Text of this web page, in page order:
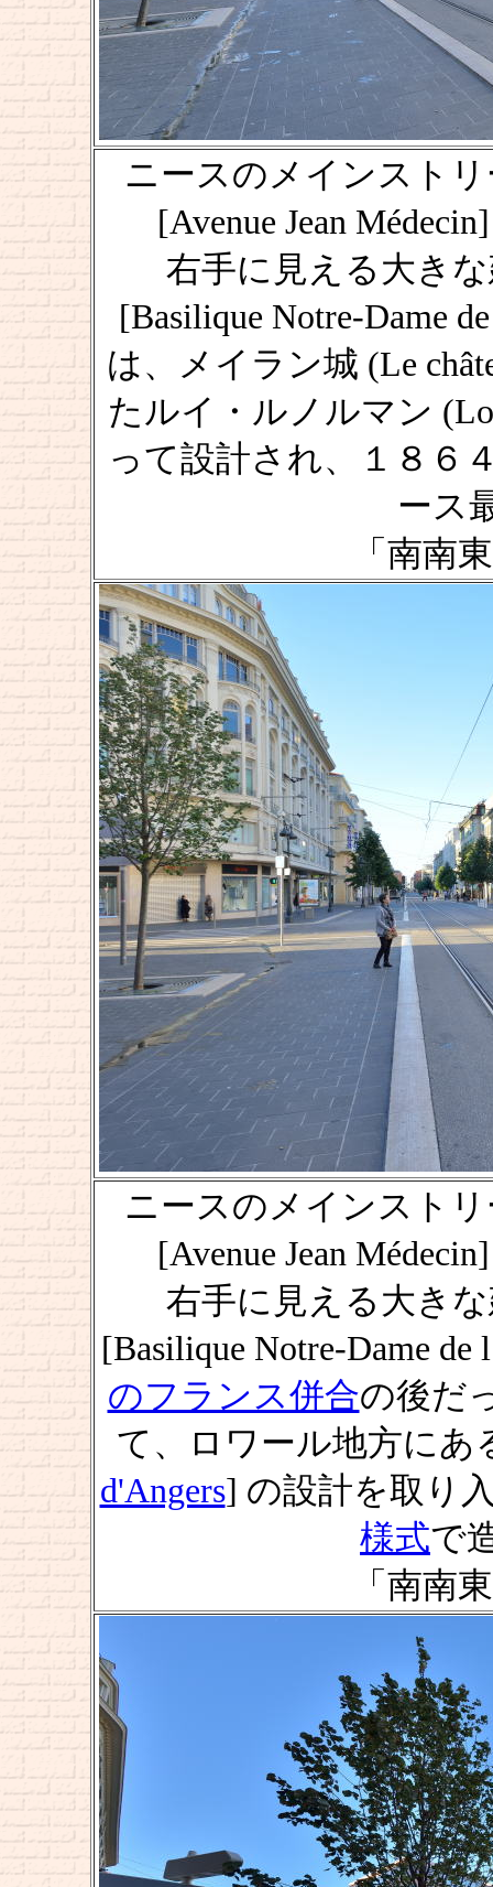
ニースのメインスト
[Avenue Jean Médecin]
右手に見える大き
[Basilique Notre-Dame
は、メイラン城 (Le
たルイ・ルノルマン
って設計され、１８６
ース
「南南
ニースのメインスト
[Avenue Jean Médecin]
右手に見える大き
[Basilique Notre-Dame
のフランス併合の後だ
て、ロワール地方にあ
d'Angers] の設計を取り
様式で
「南南